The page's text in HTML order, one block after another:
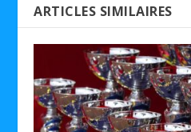
ARTICLES SIMILAIRES